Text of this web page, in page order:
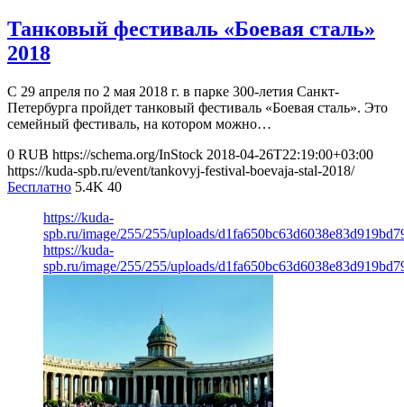
Танковый фестиваль «Боевая сталь»
2018
С 29 апреля по 2 мая 2018 г. в парке 300-летия Санкт-
Петербурга пройдет танковый фестиваль «Боевая сталь». Это
семейный фестиваль, на котором можно…
0 RUB https://schema.org/InStock 2018-04-26T22:19:00+03:00
https://kuda-spb.ru/event/tankovyj-festival-boevaja-stal-2018/
Бесплатно 5.4K 40
https://kuda-
spb.ru/image/255/255/uploads/
https://kuda-
spb.ru/image/255/255/uploads/